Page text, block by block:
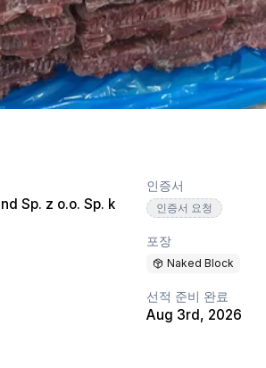
Sp. z o.o. Sp. k
인증서
인증서 요청
포장
Naked Block
선적 준비 완료
Aug 3rd, 2026